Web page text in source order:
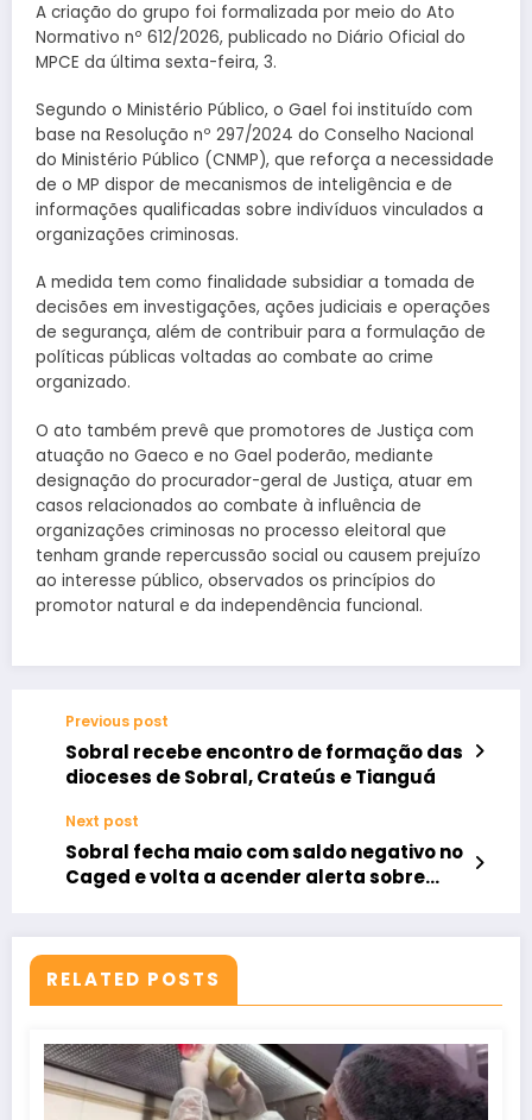
A criação do grupo foi formalizada por meio do Ato
Normativo nº 612/2026, publicado no Diário Oficial do
MPCE da última sexta-feira, 3.
Segundo o Ministério Público, o Gael foi instituído com
base na Resolução nº 297/2024 do Conselho Nacional
do Ministério Público (CNMP), que reforça a necessidade
de o MP dispor de mecanismos de inteligência e de
informações qualificadas sobre indivíduos vinculados a
organizações criminosas.
A medida tem como finalidade subsidiar a tomada de
decisões em investigações, ações judiciais e operações
de segurança, além de contribuir para a formulação de
políticas públicas voltadas ao combate ao crime
organizado.
O ato também prevê que promotores de Justiça com
atuação no Gaeco e no Gael poderão, mediante
designação do procurador-geral de Justiça, atuar em
casos relacionados ao combate à influência de
organizações criminosas no processo eleitoral que
tenham grande repercussão social ou causem prejuízo
ao interesse público, observados os princípios do
promotor natural e da independência funcional.
Previous post
Sobral recebe encontro de formação das
dioceses de Sobral, Crateús e Tianguá
Next post
Sobral fecha maio com saldo negativo no
Caged e volta a acender alerta sobre
RELATED POSTS